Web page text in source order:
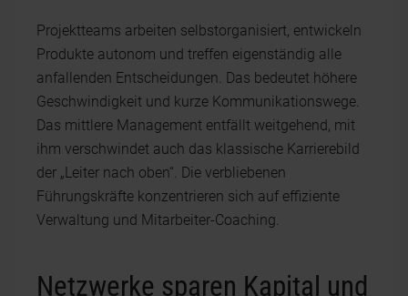
Projektteams arbeiten selbstorganisiert, entwickeln
Produkte autonom und treffen eigenständig alle
anfallenden Entscheidungen. Das bedeutet höhere
Geschwindigkeit und kurze Kommunikationswege.
Das mittlere Management entfällt weitgehend, mit
ihm verschwindet auch das klassische Karrierebild
der „Leiter nach oben“. Die verbliebenen
Führungskräfte konzentrieren sich auf effiziente
Verwaltung und Mitarbeiter-Coaching.
Netzwerke sparen Kapital und